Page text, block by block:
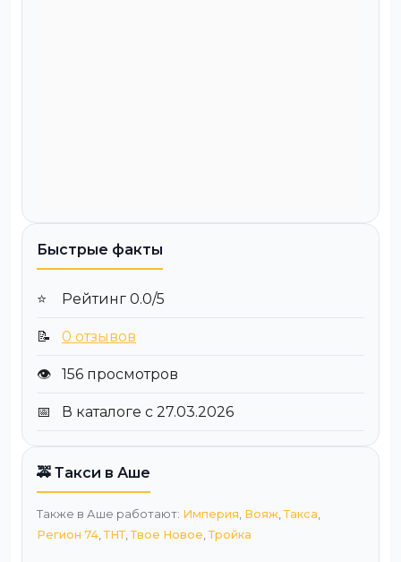
Быстрые факты
⭐ Рейтинг 0.0/5
📝 0 отзывов
👁️ 156 просмотров
📅 В каталоге с 27.03.2026
🚕 Такси в Аше
Также в Аше работают: Империя, Вояж,Такса,
Регион 74,ТНТ,Твое Новое,Тройка